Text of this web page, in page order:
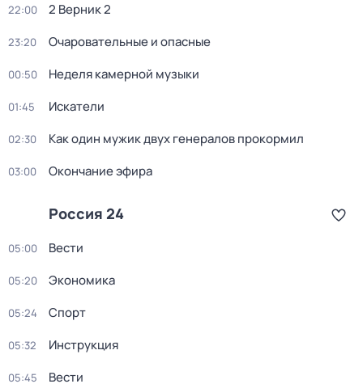
22:00 2 Верник 2
23:20 Очаровательные и опасные
00:50 Неделя камерной музыки
01:45 Искатели
02:30 Как один мужик двух генералов прокормил
03:00 Окончание эфира
Россия 24
05:00 Вести
05:20 Экономика
05:24 Спорт
05:32 Инструкция
05:45 Вести